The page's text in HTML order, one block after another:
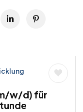
w/d) für